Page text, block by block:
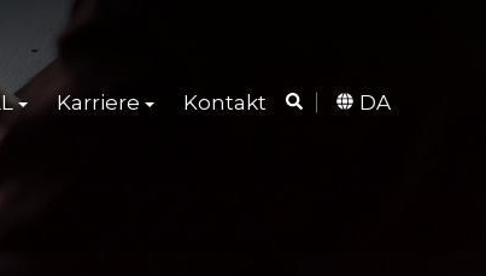
Karriere Kontakt DA